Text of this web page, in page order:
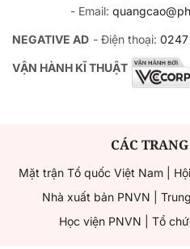
- Email:
NEGATIVE AD - Điện thoại: 0247
VẬN HÀNH KĨ THUẬT
CÁC
Mặt trận Tổ quốc Việt Nam
Nhà xuất bản PNVN
Học viện PNVN
Tổ